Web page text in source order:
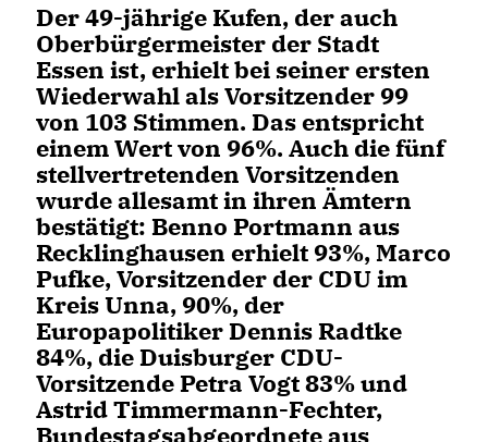
Der 49-jährige Kufen, der auch
Oberbürgermeister der Stadt
Essen ist, erhielt bei seiner ersten
Wiederwahl als Vorsitzender 99
von 103 Stimmen. Das entspricht
einem Wert von 96%. Auch die fünf
stellvertretenden Vorsitzenden
wurde allesamt in ihren Ämtern
bestätigt: Benno Portmann aus
Recklinghausen erhielt 93%, Marco
Pufke, Vorsitzender der CDU im
Kreis Unna, 90%, der
Europapolitiker Dennis Radtke
84%, die Duisburger CDU-
Vorsitzende Petra Vogt 83% und
Astrid Timmermann-Fechter,
Bundestagsabgeordnete aus